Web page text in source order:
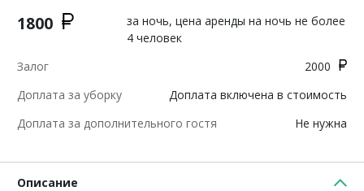
1800
за ночь, цена аренды на ночь не более
4 человек
Залог
2000
Доплата за уборку
Доплата включена в стоимость
Доплата за дополнительного гостя
Не нужна
Описание